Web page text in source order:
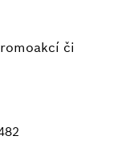
či